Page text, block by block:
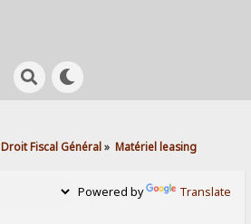
Droit Fiscal Général» Matériel leasing
Powered by Translate